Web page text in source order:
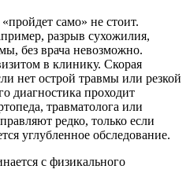
само» не стоит.
разрыв сухожилия,
без врача невозможно.
в клинику. Скорая
нет острой травмы или резкой
диагностика проходит
травматолога или
редко, только если
углубленное обследование.
с физикального